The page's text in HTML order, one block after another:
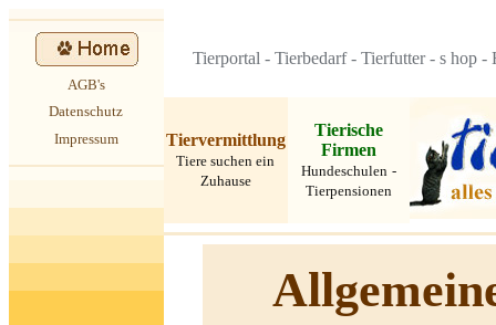
AGB's
Datenschutz
Impressum
Tierportal -Tierbedarf -Tierfutter -s hop -
Tiervermittlung
Tiere suchen ein
Zuhause
Tierische
Firmen
Hundeschulen -
Tierpensionen